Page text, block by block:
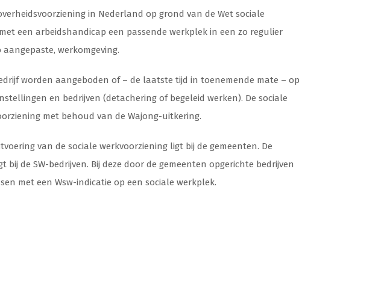
in Nederland op grond van de Wet sociale
een arbeidshandicap een passende werkplek in een zo regulier
werkomgeving.
worden aangeboden of – de laatste tijd in toenemende mate – op
en bedrijven (detachering of begeleid werken). De sociale
met behoud van de Wajong-uitkering.
van de sociale werkvoorziening ligt bij de gemeenten. De
bij de SW-bedrijven. Bij deze door de gemeenten opgerichte bedrijven
met een Wsw-indicatie op een sociale werkplek.